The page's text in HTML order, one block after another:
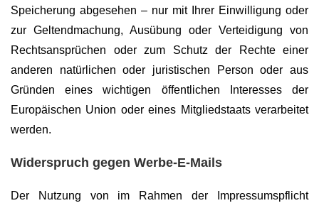
Speicherung abgesehen – nur mit Ihrer Einwilligung oder
zur Geltendmachung, Ausübung oder Verteidigung von
Rechtsansprüchen oder zum Schutz der Rechte einer
anderen natürlichen oder juristischen Person oder aus
Gründen eines wichtigen öffentlichen Interesses der
Europäischen Union oder eines Mitgliedstaats verarbeitet
werden.
Widerspruch gegen Werbe-E-Mails
Der Nutzung von im Rahmen der Impressumspflicht